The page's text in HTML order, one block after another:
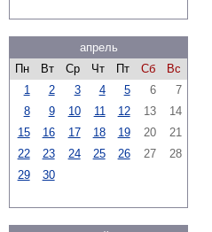
апрель
Пн
Вт Ср Чт Пт Сб
Вс
1
2 3 4 5 6
7
8
9 10 11 12 13
14
15
16 17 18 19 20
21
22
23 24 25 26 27
28
29
30